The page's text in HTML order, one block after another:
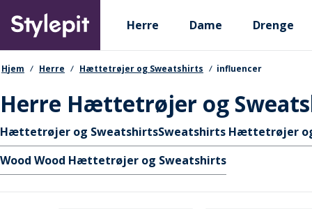
main
content
Primary departments
Herre Dame Drenge
navigationssti
Hjem Herre Hættetrøjer og Sweatshirts influencer
Herre Hættetrøjer og
Hurtige links
Hættetrøjer og SweatshirtsSweatshirts Hættetrøjer
Wood Wood Hættetrøjer og Sweatshirts